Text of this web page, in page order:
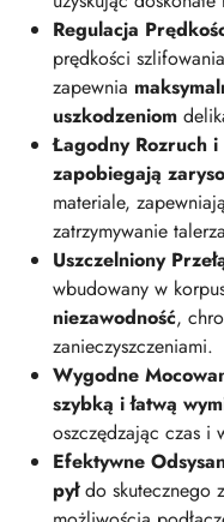
Regulacja
prędkości
zapewnia
uszkodzeniom
Łagodny Rozruch
zapobiegają
materiale,
zatrzymywanie
Uszczelniony
wbudowany w
niezawodność,
zanieczyszczeniami.
Wygodne
szybką i łatwą
oszczędzając czas i
Efektywne
pyłdo skutecznego